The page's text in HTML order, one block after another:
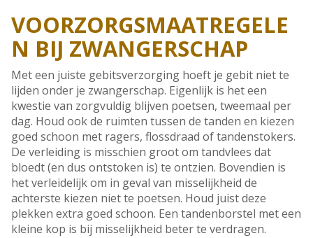
VOORZORGSMAATREGELE
N BIJ ZWANGERSCHAP
Met een juiste gebitsverzorging hoeft je gebit niet te
lijden onder je zwangerschap. Eigenlijk is het een
kwestie van zorgvuldig blijven poetsen, tweemaal per
dag. Houd ook de ruimten tussen de tanden en kiezen
goed schoon met ragers, flossdraad of tandenstokers.
De verleiding is misschien groot om tandvlees dat
bloedt (en dus ontstoken is) te ontzien. Bovendien is
het verleidelijk om in geval van misselijkheid de
achterste kiezen niet te poetsen. Houd juist deze
plekken extra goed schoon. Een tandenborstel met een
kleine kop is bij misselijkheid beter te verdragen.